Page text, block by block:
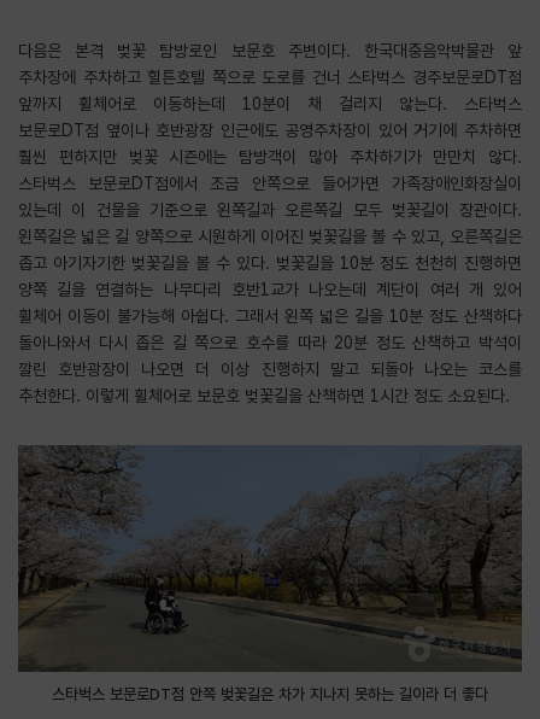
다음은 본격 벚꽃 탐방로인 보문호 주변이다. 한국대중음악박물관 앞
주차장에 주차하고 힐튼호텔 쪽으로 도로를 건너 스타벅스 경주보문로DT점
앞까지 휠체어로 이동하는데 10분이 채 걸리지 않는다. 스타벅스
보문로DT점 옆이나 호반광장 인근에도 공영주차장이 있어 거기에 주차하면
훨씬 편하지만 벚꽃 시즌에는 탐방객이 많아 주차하기가 만만치 않다.
스타벅스 보문로DT점에서 조금 안쪽으로 들어가면 가족장애인화장실이
있는데 이 건물을 기준으로 왼쪽길과 오른쪽길 모두 벚꽃길이 장관이다.
왼쪽길은 넓은 길 양쪽으로 시원하게 이어진 벚꽃길을 볼 수 있고, 오른쪽길은
좁고 아기자기한 벚꽃길을 볼 수 있다. 벚꽃길을 10분 정도 천천히 진행하면
양쪽 길을 연결하는 나무다리 호반1교가 나오는데 계단이 여러 개 있어
휠체어 이동이 불가능해 아쉽다. 그래서 왼쪽 넓은 길을 10분 정도 산책하다
돌아나와서 다시 좁은 길 쪽으로 호수를 따라 20분 정도 산책하고 박석이
깔린 호반광장이 나오면 더 이상 진행하지 말고 되돌아 나오는 코스를
추천한다. 이렇게 휠체어로 보문호 벚꽃길을 산책하면 1시간 정도 소요된다.
스타벅스 보문로DT점 안쪽 벚꽃길은 차가 지나지 못하는 길이라 더 좋다